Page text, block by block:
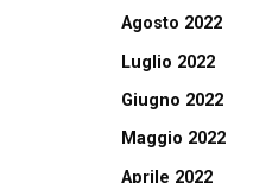
Agosto 2022
Luglio 2022
Giugno 2022
Maggio 2022
Aprile 2022